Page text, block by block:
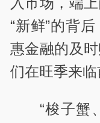
“新鲜”的背
惠金融的及
们在旺季来临
“梭子蟹